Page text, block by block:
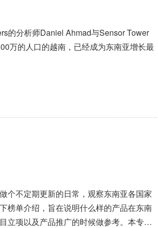
的分析师Daniel Ahmad与Sensor Tower
万的人口的越南，已经成为东南亚增长最
个不定期更新的日常，观察东南亚各国家
榜单介绍，旨在说明什么样的产品在东南
立项以及产品推广的时候做参考。本专栏